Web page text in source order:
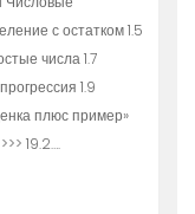
с остатком 1.5
числа 1.7
1.9
плюс пример»
19.2….